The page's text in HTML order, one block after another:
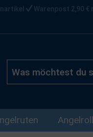
Warenpost 2,90